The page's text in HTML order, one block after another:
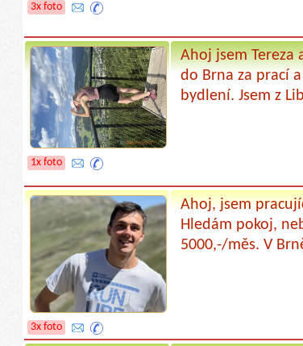
3x foto
1x foto
Ahoj jsem Tereza
do Brna za prací
bydlení. Jsem z
3x foto
Ahoj, jsem
Hledám pokoj,
5000,-/měs. V